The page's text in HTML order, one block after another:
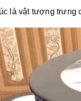
là vật tượng trưng